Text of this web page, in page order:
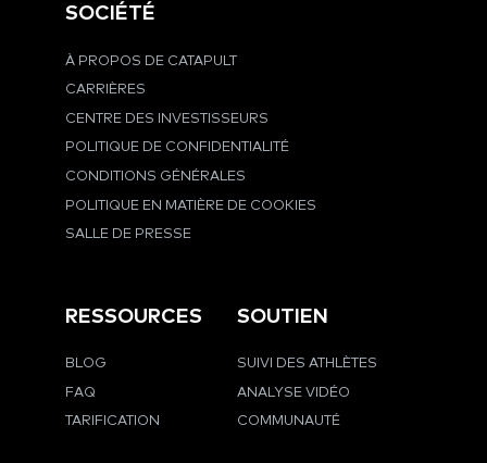
SOCIÉTÉ
À PROPOS DE CATAPULT
CARRIÈRES
CENTRE DES INVESTISSEURS
POLITIQUE DE CONFIDENTIALITÉ
CONDITIONS GÉNÉRALES
POLITIQUE EN MATIÈRE DE COOKIES
SALLE DE PRESSE
RESSOURCES
BLOG
FAQ
TARIFICATION
SOUTIEN
SUIVI DES ATHLÈTES
ANALYSE VIDÉO
COMMUNAUTÉ